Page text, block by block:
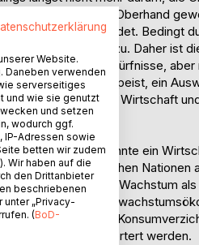
Luxus hat hier die Oberhand
ausgeblendet. Bedingt
immer weiter zu. Daher ist
für jedermanns Bedürfnisse,
abgespeist, ein
basierenden Wirtschaft
Tatsächlich könnte ein
und an die reichen
ist ein zusätzliches Wachstum
die
den
Laufe der Arbeit erörtert werden.
Website.
Daneben verwenden
serverseitiges
und wie sie genutzt
und setzen
wodurch ggf.
IP-Adressen sowie
betten wir zudem
Wir haben auf die
den Drittanbieter
beschriebenen
unter „Privacy-
(BoD-